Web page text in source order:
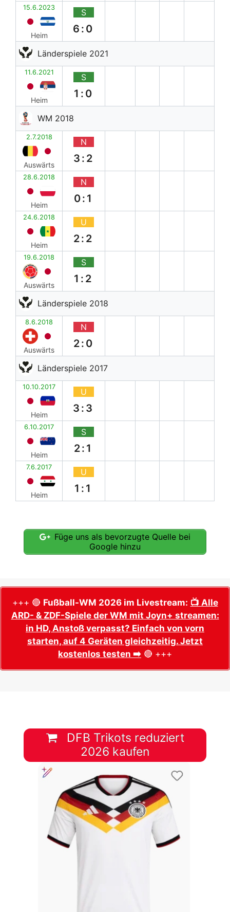
15.6.2023
Heim
S
6:0
Länderspiele 2021
11.6.2021
Heim
S
1:0
WM 2018
2.7.2018
Auswärts
N
3:2
28.6.2018
Heim
N
0:1
24.6.2018
Heim
U
2:2
19.6.2018
Auswärts
S
1:2
Länderspiele 2018
8.6.2018
Auswärts
N
2:0
Länderspiele 2017
10.10.2017
Heim
U
3:3
6.10.2017
Heim
S
2:1
7.6.2017
Heim
U
1:1
Füge uns als bevorzugte Quelle bei
Google hinzu
+++ 🔴 Fußball-WM 2026 im Livestream: 📺 Alle
ARD- & ZDF-Spiele der WM mit Joyn+ streamen:
in HD, Anstoß verpasst? Einfach von vorn
starten, auf 4 Geräten gleichzeitig. Jetzt
kostenlos testen ➡️ 🔴 +++
DFB Trikots reduziert
2026 kaufen